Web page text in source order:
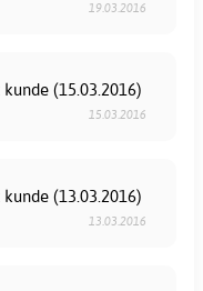
19.03.2016
(15.03.2016)
15.03.2016
(13.03.2016)
13.03.2016